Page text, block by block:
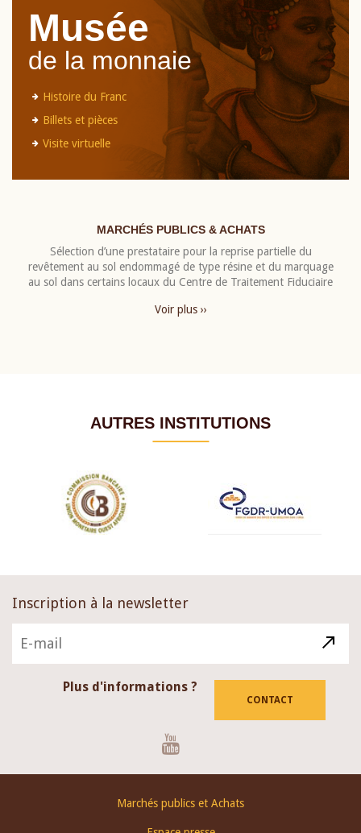
Musée
de la monnaie
Histoire du Franc
Billets et pièces
Visite virtuelle
MARCHÉS PUBLICS & ACHATS
Sélection d’une prestataire pour la reprise partielle du
revêtement au sol endommagé de type résine et du marquage
au sol dans certains locaux du Centre de Traitement Fiduciaire
Voir plus ››
AUTRES INSTITUTIONS
Inscription à la newsletter
Plus d'informations ?
CONTACT
Marchés publics et Achats